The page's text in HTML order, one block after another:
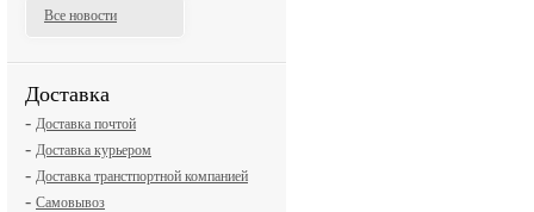
Все новости
Доставка
- Доставка почтой
- Доставка курьером
- Доставка транстпортной компанией
- Самовывоз